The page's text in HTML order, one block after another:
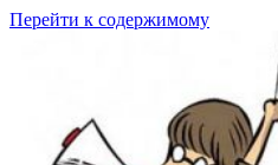
Перейти к содержимому